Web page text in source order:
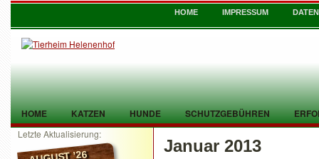
HOME IMPRESSUM
HOME KATZEN HUNDE SCHUTZGEBÜHREN
TIER GEFUNDEN KONTAKT
Letzte Aktualisierung:
Januar 2013